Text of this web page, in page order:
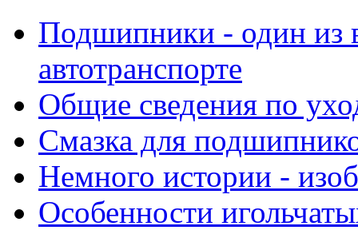
Подшипники - один из
автотранспорте
Общие сведения по
Смазка для
Немного истории -
Особенности